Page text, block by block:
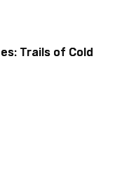
Trails of Cold